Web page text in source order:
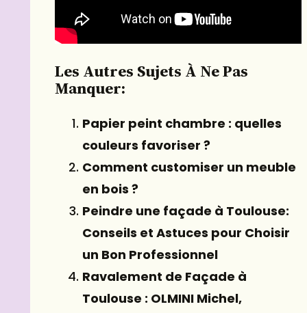
Les Autres Sujets À Ne Pas
Manquer:
Papier peint chambre : quelles
couleurs favoriser ?
Comment customiser un meuble
en bois ?
Peindre une façade à Toulouse:
Conseils et Astuces pour Choisir
un Bon Professionnel
Ravalement de Façade à
Toulouse : OLMINI Michel,